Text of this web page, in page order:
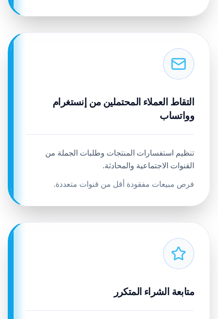
التقاط العملاء المحتملين من إنستغرام
وواتساب
تنظيم استفسارات المنتجات وطلبات الجملة من
القنوات الاجتماعية والمحادثة.
فرص مبيعات مفقودة أقل من قنوات متعددة.
متابعة الشراء المتكرر